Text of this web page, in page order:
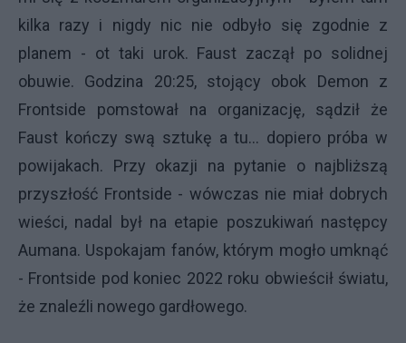
kilka razy i nigdy nic nie odbyło się zgodnie z
planem - ot taki urok. Faust zaczął po solidnej
obuwie. Godzina 20:25, stojący obok Demon z
Frontside pomstował na organizację, sądził że
Faust kończy swą sztukę a tu... dopiero próba w
powijakach. Przy okazji na pytanie o najbliższą
przyszłość Frontside - wówczas nie miał dobrych
wieści, nadal był na etapie poszukiwań następcy
Aumana. Uspokajam fanów, którym mogło umknąć
- Frontside pod koniec 2022 roku obwieścił światu,
że znaleźli nowego gardłowego.